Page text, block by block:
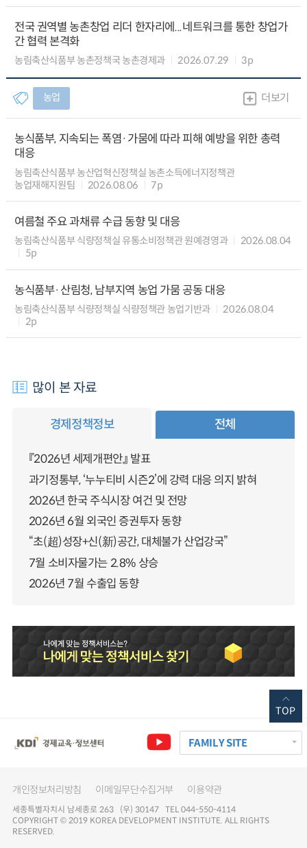
전국 권역별 농촌창업 리더 한자리에...네트워크를 통한 창업가
간 협력 본격화
농림축산식품부 농촌정책국 농촌경제과 2026.07.29 3p
농업 더보기
농식품부, 지속되는 폭염·가뭄에 따라 피해 예방을 위한 총력
대응
농림축산식품부 농산업혁신정책실 농촌소득에너지정책관
농업재해지원팀
2026.08.06 7p
여름철 주요 과채류 수급 동향 및 대응
농림축산식품부 식량정책실 유통소비정책관 원예경영과
2026.08.04
5p
농식품부·산림청, 남부지역 농업 가뭄 공동 대응
농림축산식품부 식량정책실 식량정책관 농업기반과
2026.08.04
2p
많이 본 자료
경제정책정보 전체
『2026년 세제개편안』 발표
과기정통부, ‘누누티비 시즌2’에 강력 대응 의지 밝혀
2026년 한국 주식시장 여건 및 전망
2026년 6월 외국인 증권투자 동향
“초(超)성장+신(新)공간, 대체불가 산업강국”
7월 소비자물가는 2.8% 상승
2026년 7월 수출입 동향
FAMILY SITE
개인정보처리방침 이메일무단수집거부 이용약관
세종특별자치시 남세종로 263 (우) 30147 TEL 044-550-4114
COPYRIGHT © 2019 KOREA DEVELOPMENT INSTITUTE. ALL RIGHTS
RESERVED.
TOP